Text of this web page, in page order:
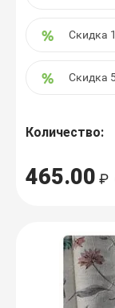
Скидка
Скидка
Количество:
465.00